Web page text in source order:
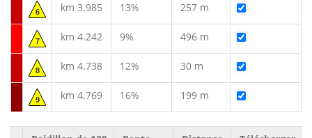
6 km 3.985 13% 257 m
7 km 4.242 9% 496 m
8 km 4.738 12% 30 m
9 km 4.769 16% 199 m